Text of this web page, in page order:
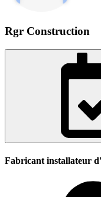
Rgr Construction
Fabricant installateur